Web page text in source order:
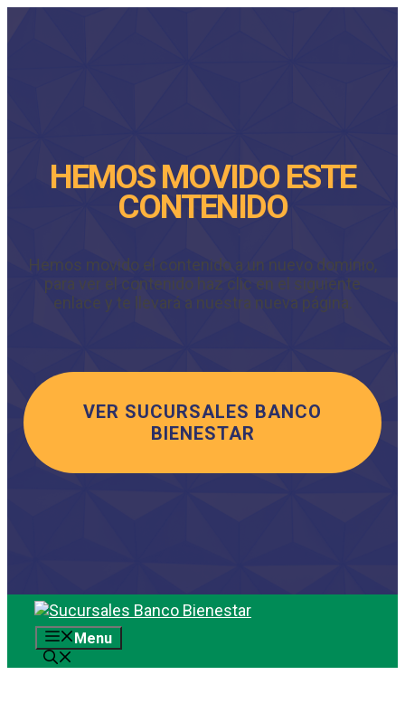
HEMOS MOVIDO ESTE
CONTENIDO
Hemos movido el contenido a un nuevo dominio,
para ver el contenido haz clic en el siguiente
enlace y te llevará a nuestra nueva página.
VER SUCURSALES BANCO
BIENESTAR
Saltar
contenidoMenu